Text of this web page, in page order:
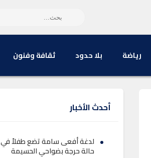
رياضة بلا حدود ثقافة وفنون
أحدث الأخبار
لدغة أفعى سامة تضع طفلاً في
حالة حرجة بضواحي الحسيمة